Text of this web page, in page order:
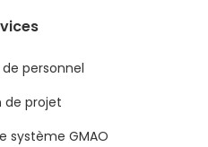
personnel
de projet
système GMAO